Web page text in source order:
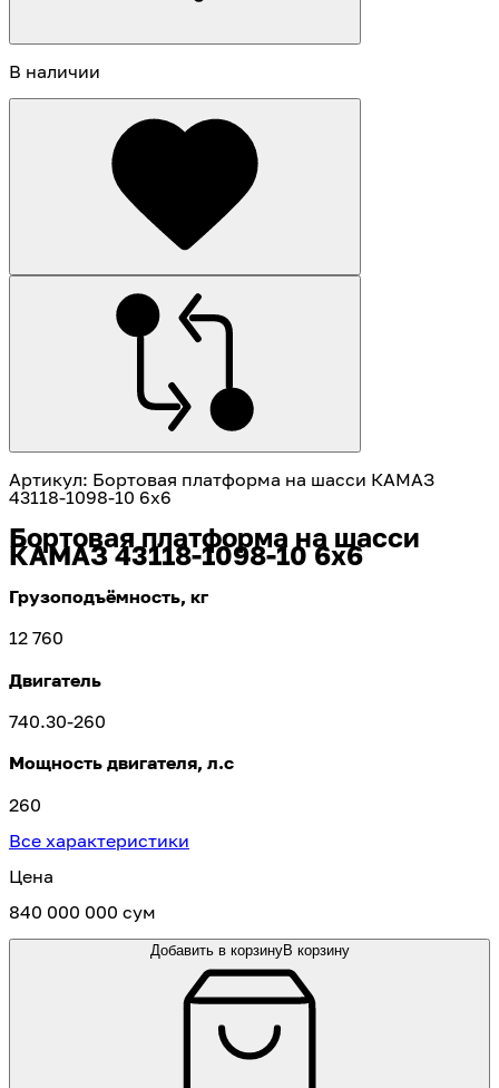
В наличии
Артикул: Бортовая платформа на шасси КАМАЗ
43118-1098-10 6х6
Бортовая платформа на шасси
КАМАЗ 43118-1098-10 6х6
Грузоподъёмность, кг
12 760
Двигатель
740.30-260
Мощность двигателя, л.с
260
Все характеристики
Цена
840 000 000 сум
Добавить в корзинуВ корзину